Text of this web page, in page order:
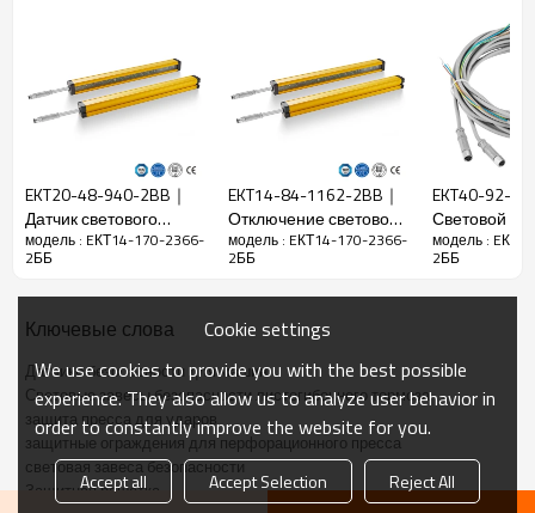
Зазор между
балками
14 мм
определения
Количество
балок
170
Рабочий
диапазон
Размер
29 мм*29 мм*L, L — длина излучателя и
Расстояние
обнаружения
30-6000 мм
Время
отклика
EKT20-48-940-2BB｜
Датчик светового
барьера безопасности
｜DADISICK
модель : EКТ14-170-2366-
2ББ
EKT14-84-1162-2BB｜
Отключение световой
завесы безопасности
｜DADISICK
модель : EКТ14-170-2366-
2ББ
EKT40-92-
Световой
DADISICK
модель :
2ББ
Ключевые слова
Датчики безопасности для машин
Световые завесы безопасности листогибочного тормоза
защита пресса для ударов
защитные ограждения для перфорационного пресса
световая завеса безопасности
Защитная решетка
Cookie settings
We use cookies to provide you with the best possible
experience. They also allow us to analyze user behavior in
order to constantly improve the website for you.
Accept all Accept Selection Reject All